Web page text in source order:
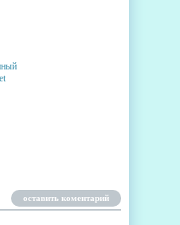
оставить коментарий